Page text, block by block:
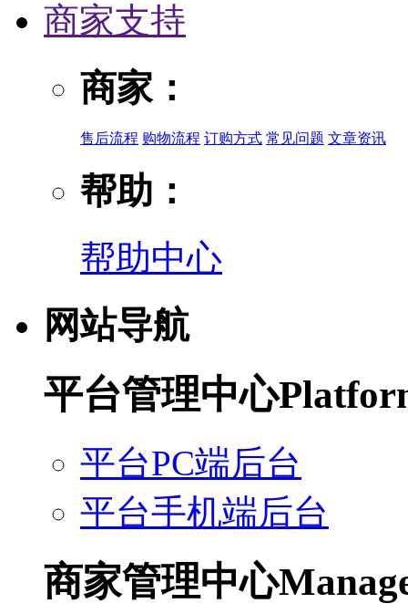
商家支持
商家：
售后流程 购物流程 订购方式 常见问题 文章资讯
帮助：
帮助中心
网站导航
平台管理中心
平台PC端后台
平台手机端后台
商家管理中心